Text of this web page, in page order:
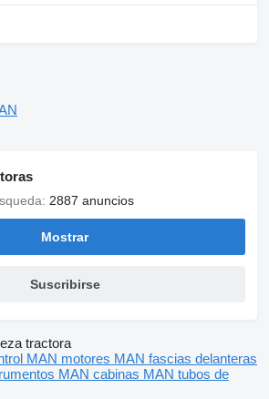
engine brake
weights
wheel
2887 anuncios
Mostrar
Suscribirse
tractora
MAN motores MAN fascias delanteras
MAN cabinas MAN tubos de